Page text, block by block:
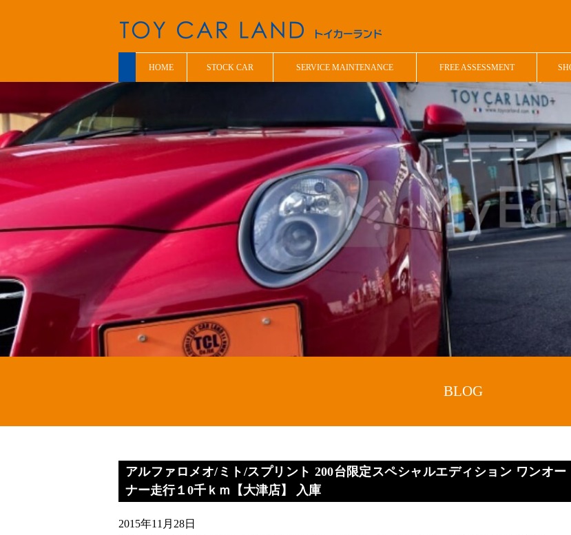
HOME STOCK CAR SERVICE MAINTENANCE FREE ASSESSMENT
BLOG
アルファロメオ/ミト/スプリント 200台限定スペシャルエディション ワンオー
ナー走行１0千ｋｍ【大津店】 入庫
2015年11月28日